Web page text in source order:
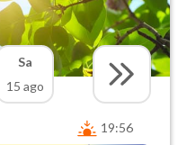
Sa
15 ago
19:56